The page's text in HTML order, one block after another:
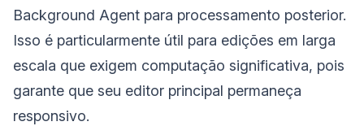
Background Agent para processamento posterior.
Isso é particularmente útil para edições em larga
escala que exigem computação significativa, pois
garante que seu editor principal permaneça
responsivo.